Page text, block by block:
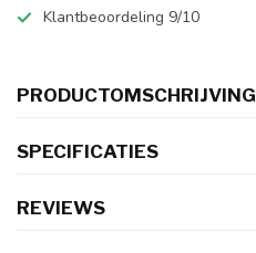
Klantbeoordeling 9/10
PRODUCTOMSCHRIJVING
SPECIFICATIES
REVIEWS